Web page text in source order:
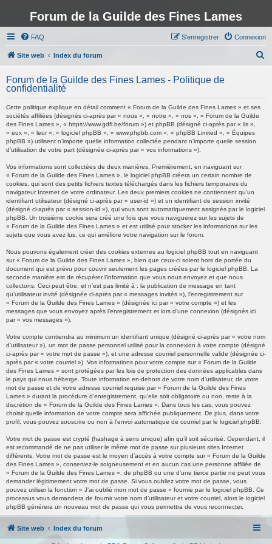
Forum de la Guilde des Fines Lames
FAQ Connexion
S’enregistrer
Site web Index du forum
h
Forum de la Guilde des Fines Lames - Politique de
confidentialité
Cette politique explique en détail comment « Forum de la Guilde des Fines Lames » et ses
sociétés affiliées (désignés ci-après par « nous », « notre », « nos », « Forum de la Guilde
des Fines Lames », « https://www.gdfl.be/forum ») et phpBB (désigné ci-après par « ils »,
« eux », « leur », « logiciel phpBB », « www.phpbb.com », « phpBB Limited », « Équipes
phpBB ») utilisent n’importe quelle information collectée pendant n’importe quelle session
d’utilisation de votre part (désignée ci-après par « vos informations »).
Vos informations sont collectées de deux manières. Premièrement, en naviguant sur
« Forum de la Guilde des Fines Lames », le logiciel phpBB créera un certain nombre de
cookies, qui sont des petits fichiers textes téléchargés dans les fichiers temporaires du
navigateur Internet de votre ordinateur. Les deux premiers cookies ne contiennent qu’un
identifiant utilisateur (désigné ci-après par « user-id ») et un identifiant de session invité
(désigné ci-après par « session-id »), qui vous sont automatiquement assignés par le logiciel
phpBB. Un troisième cookie sera créé une fois que vous naviguerez sur les sujets de
« Forum de la Guilde des Fines Lames » et est utilisé pour stocker les informations sur les
sujets que vous avez lus, ce qui améliore votre navigation sur le forum.
Nous pouvons également créer des cookies externes au logiciel phpBB tout en naviguant
sur « Forum de la Guilde des Fines Lames », bien que ceux-ci soient hors de portée du
document qui est prévu pour couvrir seulement les pages créées par le logiciel phpBB. La
seconde manière est de récupérer l’information que vous nous envoyez et que nous
collectons. Ceci peut être, et n’est pas limité à : la publication de message en tant
qu’utilisateur invité (désignée ci-après par « messages invités »), l’enregistrement sur
« Forum de la Guilde des Fines Lames » (désignée ici par « votre compte ») et les
messages que vous envoyez après l’enregistrement et lors d’une connexion (désignés ici
par « vos messages »).
Votre compte contiendra au minimum un identifiant unique (désigné ci-après par « votre nom
d’utilisateur »), un mot de passe personnel utilisé pour la connexion à votre compte (désigné
ci-après par « votre mot de passe »), et une adresse courriel personnelle valide (désignée ci-
après par « votre courriel »). Vos informations pour votre compte sur « Forum de la Guilde
des Fines Lames » sont protégées par les lois de protection des données applicables dans
le pays qui nous héberge. Toute information en-dehors de votre nom d’utilisateur, de votre
mot de passe et de votre adresse courriel requise par « Forum de la Guilde des Fines
Lames » durant la procédure d’enregistrement, qu’elle soit obligatoire ou non, reste à la
discrétion de « Forum de la Guilde des Fines Lames ». Dans tous les cas, vous pouvez
choisir quelle information de votre compte sera affichée publiquement. De plus, dans votre
profil, vous pouvez souscrire ou non à l’envoi automatique de courriel par le logiciel phpBB.
Votre mot de passe est crypté (hashage à sens unique) afin qu’il soit sécurisé. Cependant, il
est recommandé de ne pas utiliser le même mot de passe sur plusieurs sites Internet
différents. Votre mot de passe est le moyen d’accès à votre compte sur « Forum de la Guilde
des Fines Lames », conservez-le soigneusement et en aucun cas une personne affiliée de
« Forum de la Guilde des Fines Lames », de phpBB ou une d’une tierce partie ne peut vous
demander légitimement votre mot de passe. Si vous oubliez votre mot de passe, vous
pouvez utiliser la fonction « J’ai oublié mon mot de passe » fournie par le logiciel phpBB. Ce
processus vous demandera de fournir votre nom d’utilisateur et votre courriel, alors le logiciel
phpBB générera un nouveau mot de passe qui vous permettra de vous reconnecter.
Site web Index du forum